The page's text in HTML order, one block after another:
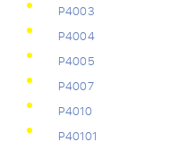
Р4003
Р4004
Р4005
Р4007
Р4010
Р40101